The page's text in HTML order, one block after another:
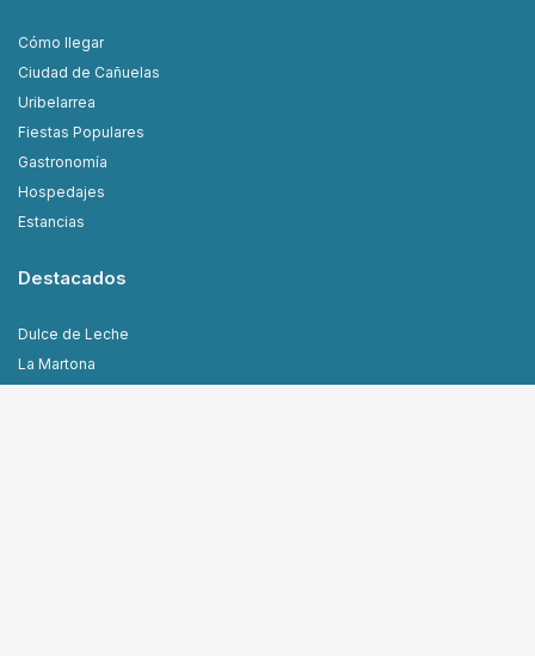
Cómo llegar
Ciudad de Cañuelas
Uribelarrea
Fiestas Populares
Gastronomía
Hospedajes
Estancias
Destacados
Dulce de Leche
La Martona